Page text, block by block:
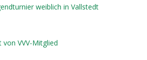
weiblich in Vallstedt
VVV-Mitglied